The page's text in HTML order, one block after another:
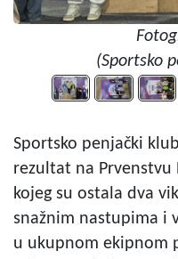
(Sportsko
Sportsko penjački
rezultat na Prvenstvu
kojeg su ostala dva
snažnim nastupima i
u ukupnom ekipnom